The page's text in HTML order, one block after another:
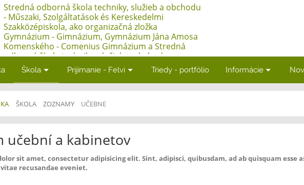
Stredná odborná škola techniky, služieb a obchodu
- Műszaki, Szolgáltatások és Kereskedelmi
Szakközépiskola, ako organizačná zložka
Gymnázium - Gimnázium, Gymnázium Jána Amosa
Komenského - Comenius Gimnázium a Stredná
odborná škola techniky, služieb a obchodu -
Műszaki, Szolgáltatások és Kereskedelmi
Szakközépiskola, Adyho 7, Štúrovo
Škola Prijímanie - Felvi Triedy - portfólio Informácie
ŠKOLA ZOZNAMY UČEBNE
učební a kabinetov
sit amet, consectetur adipisicing elit. Sint, adipisci, quibusdam, ad ab quisquam
recusandae eveniet.